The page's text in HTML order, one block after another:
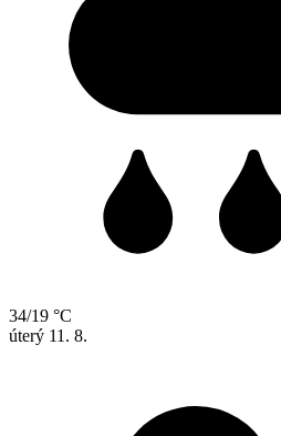
34/19 °C
úterý 11. 8.